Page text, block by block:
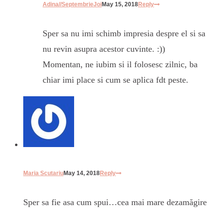
Adina//SeptembrieJoiMay 15, 2018Reply
Sper sa nu imi schimb impresia despre el si sa
nu revin asupra acestor cuvinte. :))
Momentan, ne iubim si il folosesc zilnic, ba
chiar imi place si cum se aplica fdt peste.
Maria ScutariuMay 14, 2018Reply
Sper sa fie asa cum spui…cea mai mare dezamăgire